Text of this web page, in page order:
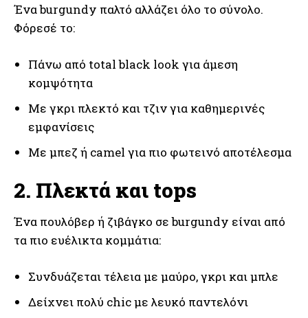
Ένα burgundy παλτό αλλάζει όλο το σύνολο.
Φόρεσέ το:
Πάνω από total black look για άμεση
κομψότητα
Με γκρι πλεκτό και τζιν για καθημερινές
εμφανίσεις
Με μπεζ ή camel για πιο φωτεινό αποτέλεσμα
2. Πλεκτά και tops
Ένα πουλόβερ ή ζιβάγκο σε burgundy είναι από
τα πιο ευέλικτα κομμάτια:
Συνδυάζεται τέλεια με μαύρο, γκρι και μπλε
Δείχνει πολύ chic με λευκό παντελόνι